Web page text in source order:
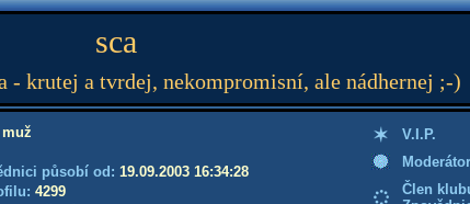
sca
- krutej a tvrdej, nekompromisní, ale nádhernej ;-)
muž
působí od: 19.09.2003 16:34:28
4299
V.I.P.
Moderátor
Člen